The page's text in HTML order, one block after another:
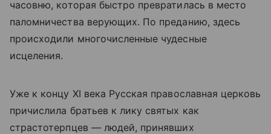
часовню, которая быстро превратилась в место
паломничества верующих. По преданию, здесь
происходили многочисленные чудесные
исцеления.
Уже к концу XI века Русская православная церковь
причислила братьев к лику святых как
страстотерпцев — людей, принявших